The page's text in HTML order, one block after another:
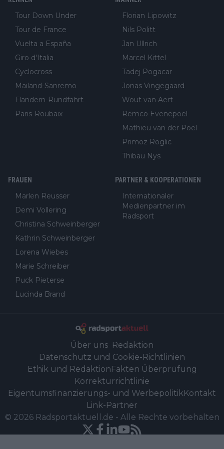
Tour Down Under
Tour de France
Vuelta a España
Giro d'Italia
Cyclocross
Mailand-Sanremo
Flandern-Rundfahrt
Paris-Roubaix
Florian Lipowitz
Nils Politt
Jan Ullrich
Marcel Kittel
Tadej Pogacar
Jonas Vingegaard
Wout van Aert
Remco Evenepoel
Mathieu van der Poel
Primoz Roglic
Thibau Nys
FRAUEN
Marlen Reusser
Demi Vollering
Christina Schweinberger
Kathrin Schweinberger
Lorena Wiebes
Marie Schreiber
Puck Pieterse
Lucinda Brand
PARTNER & KOOPERATIONEN
Internationaler
Medienpartner im
Radsport
Über uns Redaktion
Datenschutz und Cookie-Richtlinien
Ethik und RedaktionFakten Überprüfung
Korrekturrichtlinie
Eigentumsfinanzierungs- und WerbepolitikKontakt
Link-Partner
© 2026 Radsportaktuell.de - Alle Rechte vorbehalten